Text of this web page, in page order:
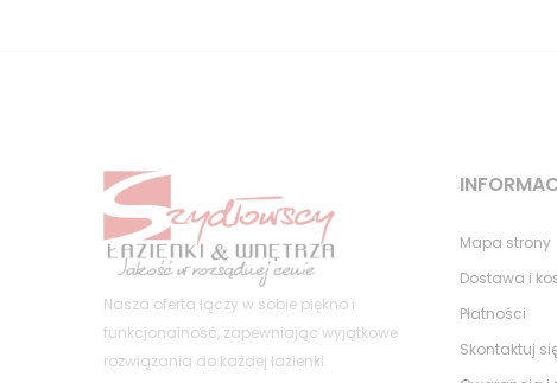
Nasza oferta łączy w sobie piękno i
funkcjonalność, zapewniając wyjątkowe
rozwiązania do każdej łazienki.
Mapa strony
Dostawa i
Płatności
Skontaktuj